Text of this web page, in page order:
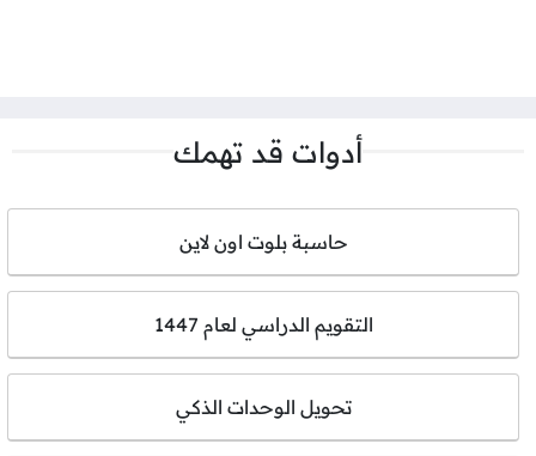
أدوات قد تهمك
حاسبة بلوت اون لاين
التقويم الدراسي لعام 1447
تحويل الوحدات الذكي